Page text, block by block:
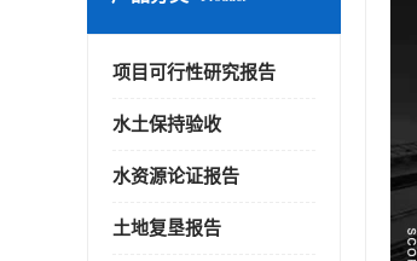
项目可行性研究报告
水土保持验收
水资源论证报告
土地复垦报告